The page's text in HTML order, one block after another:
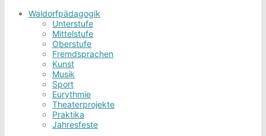
Waldorfpädagogik
Unterstufe
Mittelstufe
Oberstufe
Fremdsprachen
Kunst
Musik
Sport
Eurythmie
Theaterprojekte
Praktika
Jahresfeste